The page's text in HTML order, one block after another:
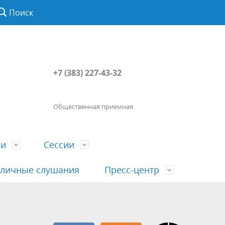
Поиск
+7 (383) 227-43-32
Общественная приемная
Сессии
гражданами
имуществе, обязательствах
слушания Пресс-центр